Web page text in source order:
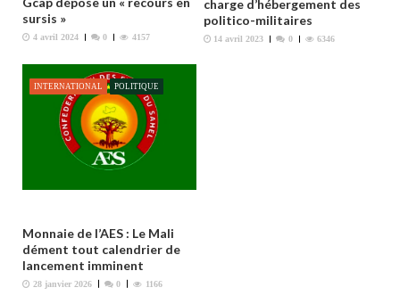
t
i
e
sursis »
4 avril 2024 0 4157
charge d’hébergement des
politico-militaires
14 avril 2023 0 6346
INTERNATIONAL POLITIQUE
Monnaie de l’AES : Le Mali
dément tout calendrier de
lancement imminent
28 janvier 2026 0 1166